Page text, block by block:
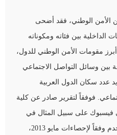
الأمن الوطني، فقد أضحى
الداخلية بين فئاته ومكوناته
مقومات الأمن الوطني للدول،
بين وسائل التواصل الاجتماعي
عدد سكان الدول العربية
فوفقاً لتقرير صادر عن كلية
فيسبوك على سبيل المثال في
الدول العربية نحو 54 مليون مستخدم وفقاً لإحصاءات مايو 2013،